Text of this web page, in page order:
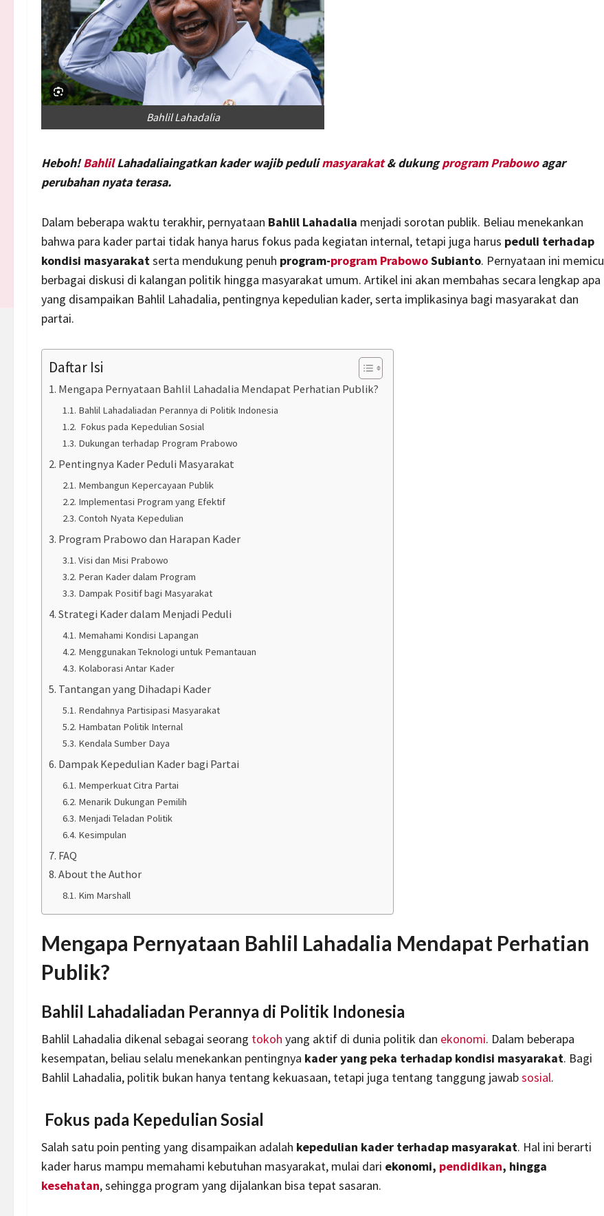
Bahlil Lahadalia
Heboh!BahlilLahadaliaingatkan kader wajib pedulimasyarakat& dukungprogram Prabowoagar
perubahan nyata terasa.
Dalam beberapa waktu terakhir, pernyataan Bahlil Lahadalia menjadi sorotan publik. Beliau menekankan
bahwa para kader partai tidak hanya harus fokus pada kegiatan internal, tetapi juga harus peduli terhadap
kondisi masyarakatserta mendukung penuh program-program PrabowoSubianto. Pernyataan ini memicu
berbagai diskusi di kalangan politik hingga masyarakat umum. Artikel ini akan membahas secara lengkap apa
yang disampaikan Bahlil Lahadalia, pentingnya kepedulian kader, serta implikasinya bagi masyarakat dan
partai.
Daftar Isi
Mengapa Pernyataan Bahlil Lahadalia Mendapat Perhatian Publik?
Bahlil Lahadaliadan Perannya di Politik Indonesia
Fokus pada Kepedulian Sosial
Dukungan terhadap Program Prabowo
Pentingnya Kader Peduli Masyarakat
Membangun Kepercayaan Publik
Implementasi Program yang Efektif
Contoh Nyata Kepedulian
Program Prabowo dan Harapan Kader
Visi dan Misi Prabowo
Peran Kader dalam Program
Dampak Positif bagi Masyarakat
Strategi Kader dalam Menjadi Peduli
Memahami Kondisi Lapangan
Menggunakan Teknologi untuk Pemantauan
Kolaborasi Antar Kader
Tantangan yang Dihadapi Kader
Rendahnya Partisipasi Masyarakat
Hambatan Politik Internal
Kendala Sumber Daya
Dampak Kepedulian Kader bagi Partai
Memperkuat Citra Partai
Menarik Dukungan Pemilih
Menjadi Teladan Politik
Kesimpulan
FAQ
About the Author
Kim Marshall
Mengapa Pernyataan Bahlil Lahadalia Mendapat Perhatian
Publik?
Bahlil Lahadaliadan Perannya di Politik Indonesia
Bahlil Lahadalia dikenal sebagai seorang tokoh yang aktif di dunia politik dan ekonomi. Dalam beberapa
kesempatan, beliau selalu menekankan pentingnya kader yang peka terhadap kondisi masyarakat. Bagi
Bahlil Lahadalia, politik bukan hanya tentang kekuasaan, tetapi juga tentang tanggung jawabsosial.
Fokus pada Kepedulian Sosial
Salah satu poin penting yang disampaikan adalah kepedulian kader terhadap masyarakat. Hal ini berarti
kader harus mampu memahami kebutuhan masyarakat, mulai dari ekonomi, pendidikan, hingga
kesehatan, sehingga program yang dijalankan bisa tepat sasaran.